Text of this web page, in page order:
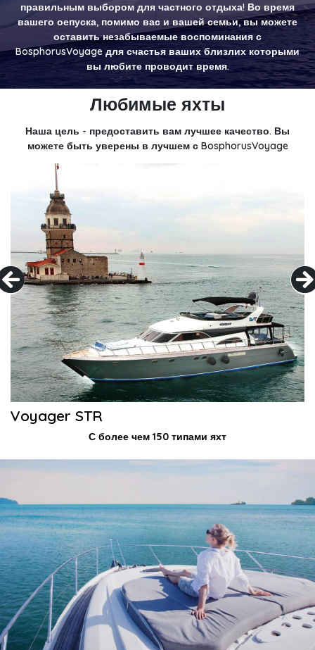
правильным выбором для частного отдыха! Во время
вашего оепуска, помимо вас и вашей семьи, вы можете
оставить незабываемые воспоминания с
BosphorusVoyage для счастья ваших близлих которыми
вы любите проводит время.
Любимые яхты
Наша цель - предоставить вам лучшее качество. Вы
можете быть уверены в лучшем с BosphorusVoyage
Voyager STR
С более чем 150 типами яхт